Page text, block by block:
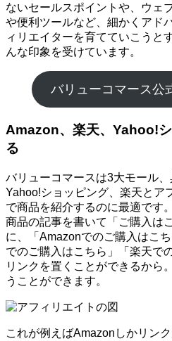
ないセールスポイントや、ウェ
や便利ツールなど、細かくアド
ィリエイターを育てていこうと
んな印象を受けています。
バリューコマース公
Amazon、楽天、Yahoo!
る
バリューコマースは3大モール、
Yahoo!ショッピング、楽天とア
で商品を紹介するのに最適です
商品の記事を書いて「ご購入は
に、「Amazonでのご購入はこ
でのご購入はこちら」「楽天で
リンクを置くことができるから
うことができます。
これが例えばAmazonしかリン